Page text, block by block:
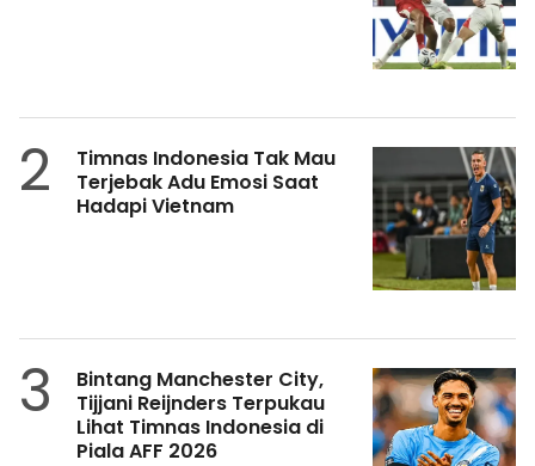
2
Timnas Indonesia Tak Mau
Terjebak Adu Emosi Saat
Hadapi Vietnam
3
Bintang Manchester City,
Tijjani Reijnders Terpukau
Lihat Timnas Indonesia di
Piala AFF 2026